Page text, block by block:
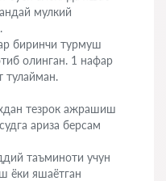
мулкий
биринчи турмуш
олинган. 1 нафар
тулайман.
тезрок ажрашиш
ариза берсам
таъминоти учун
ёки яшаётган